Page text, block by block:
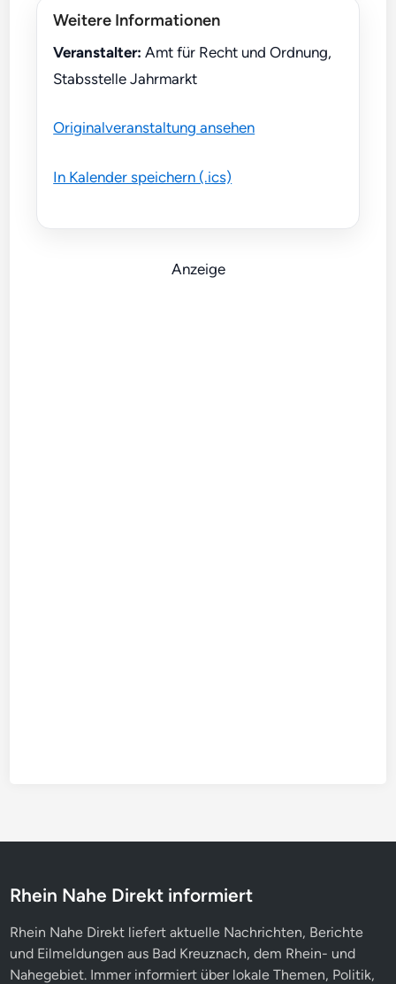
Weitere Informationen
Veranstalter: Amt für Recht und Ordnung,
Stabsstelle Jahrmarkt
Originalveranstaltung ansehen
In Kalender speichern (.ics)
Anzeige
Rhein Nahe Direkt informiert
Rhein Nahe Direkt liefert aktuelle Nachrichten, Berichte
und Eilmeldungen aus Bad Kreuznach, dem Rhein- und
Nahegebiet. Immer informiert über lokale Themen, Politik,